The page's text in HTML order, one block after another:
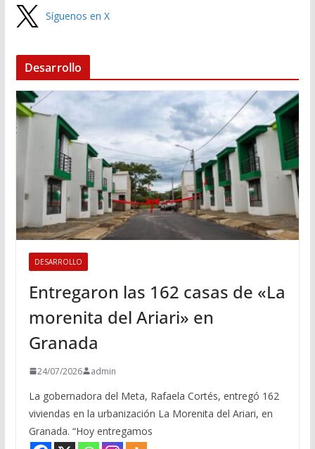
Síguenos en X
Desarrollo
DESARROLLO
Entregaron las 162 casas de «La
morenita del Ariari» en
Granada
24/07/2026 admin
La gobernadora del Meta, Rafaela Cortés, entregó 162
viviendas en la urbanización La Morenita del Ariari, en
Granada. “Hoy entregamos